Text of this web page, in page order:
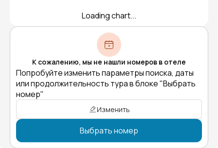
Loading chart...
К сожалению, мы не нашли номеров в отеле
Попробуйте изменить параметры поиска, даты
или продолжительность тура в блоке "Выбрать
номер"
Изменить
Выбрать номер